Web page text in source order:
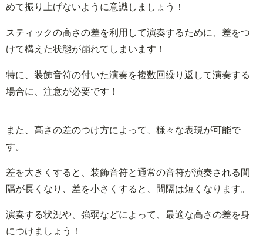
めて振り上げないように意識しましょう！
スティックの高さの差を利用して演奏するために、差をつ
けて構えた状態が崩れてしまいます！
特に、装飾音符の付いた演奏を複数回繰り返して演奏する
場合に、注意が必要です！
また、高さの差のつけ方によって、様々な表現が可能で
す。
差を大きくすると、装飾音符と通常の音符が演奏される間
隔が長くなり、差を小さくすると、間隔は短くなります。
演奏する状況や、強弱などによって、最適な高さの差を身
につけましょう！